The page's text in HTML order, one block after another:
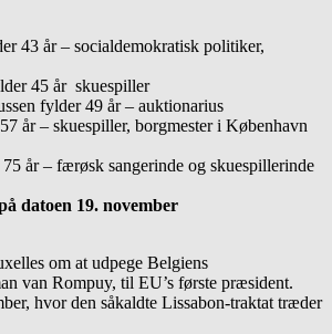
43 år – socialdemokratisk politiker,
45 år skuespiller
fylder 49 år – auktionarius
år – skuespiller, borgmester i København
år – færøsk sangerinde og skuespillerinde
datoen 19. november
om at udpege Belgiens
van Rompuy, til EU’s første præsident.
hvor den såkaldte Lissabon-traktat træder